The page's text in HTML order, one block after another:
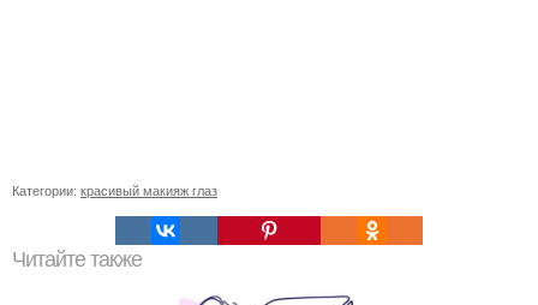
Категории: красивый макияж глаз
Читайте также